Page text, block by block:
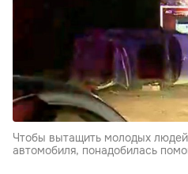
Чтобы вытащить молодых
автомобиля, понадобилась